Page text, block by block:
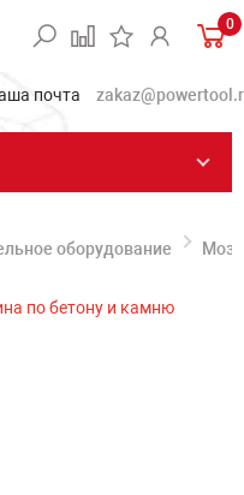
0
оборудование